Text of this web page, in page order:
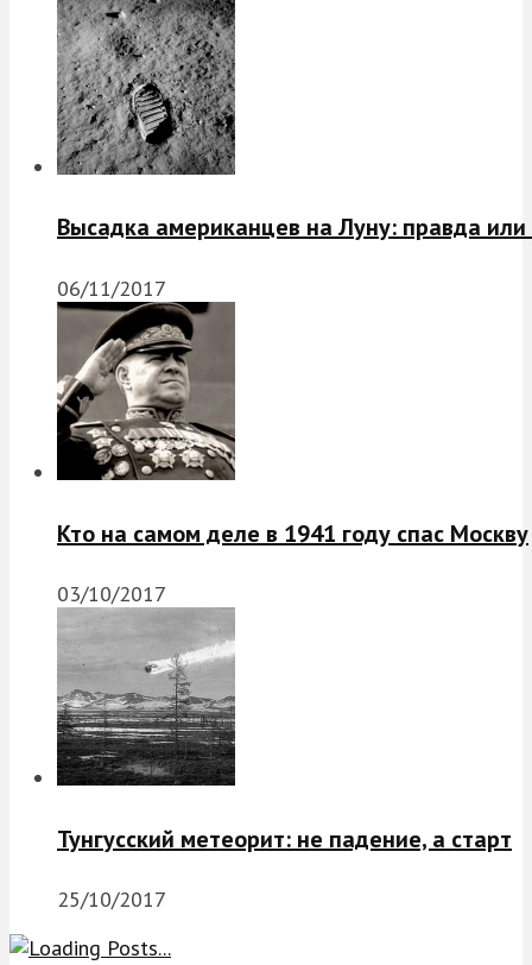
Высадка американцев на Луну: правда
06/11/2017
Кто на самом деле в 1941 году спас Москву
03/10/2017
Тунгусский метеорит: не падение, а старт
25/10/2017